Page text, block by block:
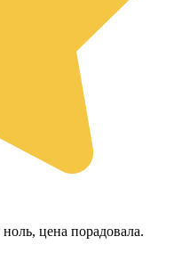
цена порадовала.